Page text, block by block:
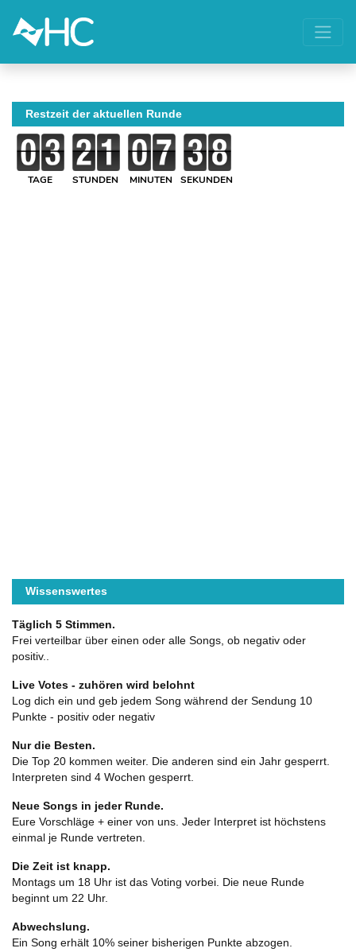
Restzeit der aktuellen Runde
TAGE STUNDEN MINUTEN SEKUNDEN
Wissenswertes
Täglich 5 Stimmen.
Frei verteilbar über einen oder alle Songs, ob negativ oder
positiv..
Live Votes - zuhören wird belohnt
Log dich ein und geb jedem Song während der Sendung 10
Punkte - positiv oder negativ
Nur die Besten.
Die Top 20 kommen weiter. Die anderen sind ein Jahr gesperrt.
Interpreten sind 4 Wochen gesperrt.
Neue Songs in jeder Runde.
Eure Vorschläge + einer von uns. Jeder Interpret ist höchstens
einmal je Runde vertreten.
Die Zeit ist knapp.
Montags um 18 Uhr ist das Voting vorbei. Die neue Runde
beginnt um 22 Uhr.
Abwechslung.
Ein Song erhält 10% seiner bisherigen Punkte abzogen.